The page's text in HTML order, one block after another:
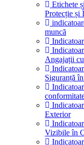
Etichete
Protecție și
muncă
Angajații
Siguranță
Exterior
Vizibile în